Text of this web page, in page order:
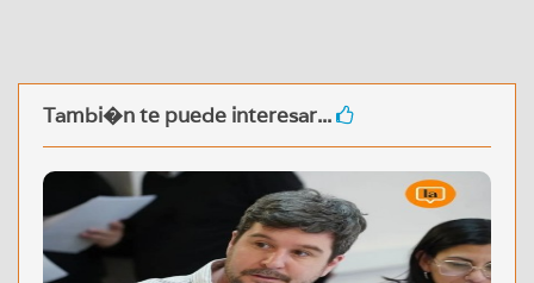
Tambi�n te puede interesar...